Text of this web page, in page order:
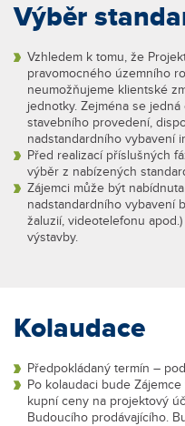
Výběr
Vzhledem k tomu, že
pravomocného územního
neumožňujeme klientské
jednotky. Zejména se
stavebního provedení,
nadstandardního vybavení
Před realizací příslušných
výběr z nabízených
Zájemci může být
nadstandardního vybavení
žaluzií, videotelefonu
výstavby.
Kolaudace
Předpokládaný termín –
Po kolaudaci bude
kupní ceny na projektový
Budoucího prodávajícího.